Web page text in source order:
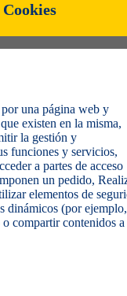
S.A.,
una página web y
existen en la misma,
la gestión y
funciones y servicios,
a partes de acceso
un pedido,
elementos de
dinámicos (por ejemplo,
compartir contenidos a